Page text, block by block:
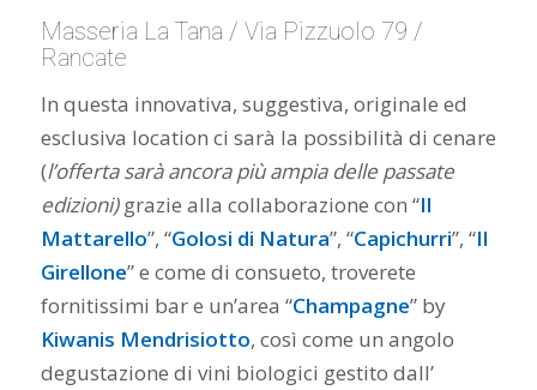
Masseria La Tana / Via Pizzuolo 79 /
Rancate
In questa innovativa, suggestiva, originale ed
esclusiva location ci sarà la possibilità di cenare
(l’offerta sarà ancora più ampia delle passate
edizioni)grazie alla collaborazione con “Il
Mattarello”, “Golosi di Natura”, “Capichurri”, “Il
Girellone” e come di consueto, troverete
fornitissimi bar e un’area “Champagne” by
Kiwanis Mendrisiotto, così come un angolo
degustazione di vini biologici gestito dall’